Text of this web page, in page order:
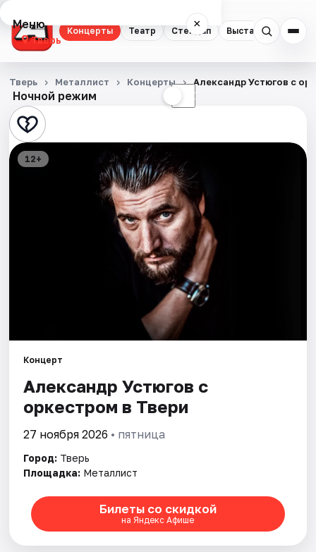
Концерты Театр Стендап Выставки
Меню ×
Тверь
Концерты
Театр
Стендап
Площадки
Артисты
Ночной режим ☾
Тверь Металлист Концерты Александр Устюгов с
12+
Концерт
Александр Устюгов с
оркестром в Твери
27 ноября 2026 • пятница
Город: Тверь
Площадка: Металлист
Билеты со скидкой
на Яндекс Афише